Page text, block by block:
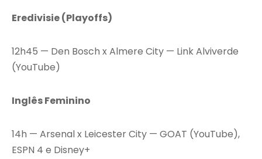
Eredivisie (Playoffs)
12h45 — Den Bosch x Almere City — Link Alviverde
(YouTube)
Inglês Feminino
14h — Arsenal x Leicester City — GOAT (YouTube),
ESPN 4 e Disney+